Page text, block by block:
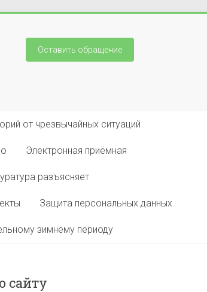
Оставить обращение
от чрезвычайных ситуаций
Электронная приёмная
разъясняет
Защита персональных данных
зимнему периоду
сайту